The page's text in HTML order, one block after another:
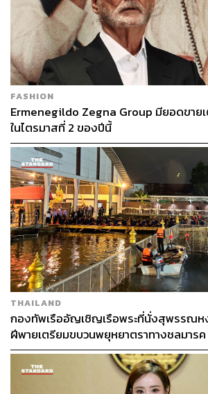
FASHION
Ermenegildo Zegna Group มียอดขายเ
ในไตรมาสที่ 2 ของปีนี้
THAILAND
กองทัพเรืออัญเชิญเรือพระที่นั่งสุพรรณห
ฝีพายเตรียมขบวนพยุหยาตราทางชลมาร